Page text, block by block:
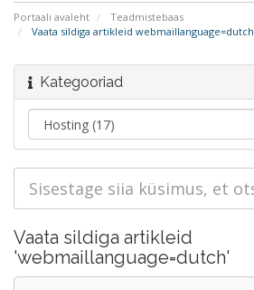
Portaali avaleht
Teadmistebaas
Vaata sildiga artikleid webmaillanguage=dutch
Kategooriad
Vaata sildiga artikleid
'webmaillanguage=dutch'